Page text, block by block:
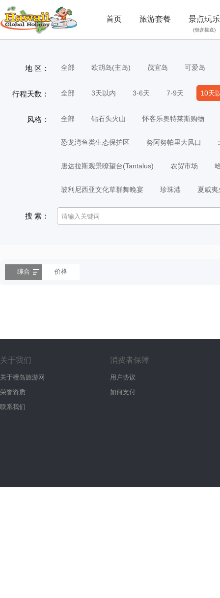
首页 旅游套餐 景点玩乐
(包含接送)
地 区： 全部 欧胡岛(主岛) 茂宜岛 可爱岛
行程天数： 全部 3天以内 3-6天 7-9天 10天
风格： 全部 钻石头火山 怀客乐奥特莱斯购物
恐龙湾鱼类生态保护区 努阿努帕里大风口
唐达拉斯观景瞭望台(Tantalus) 农贸市场
玻利尼西亚文化草群舞晚宴 珍珠港 夏威夷
搜 索：
综合 价格
关于我们
关于檀岛旅游网
荣誉资质
联系我们
消费者保障
用户协议
如何支付